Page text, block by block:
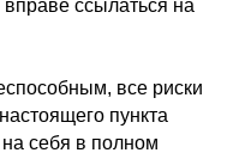
вправе ссылаться на
все риски
пункта
на себя в полном